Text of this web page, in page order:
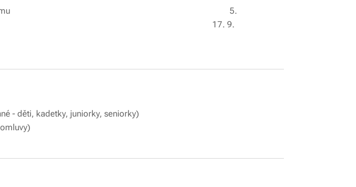
všech dětí z JES Teamu 5.
juniorky, seniorky) 17. 9.
(povinné - děti, kadetky, juniorky, seniorky)
sóloformací (dle domluvy)